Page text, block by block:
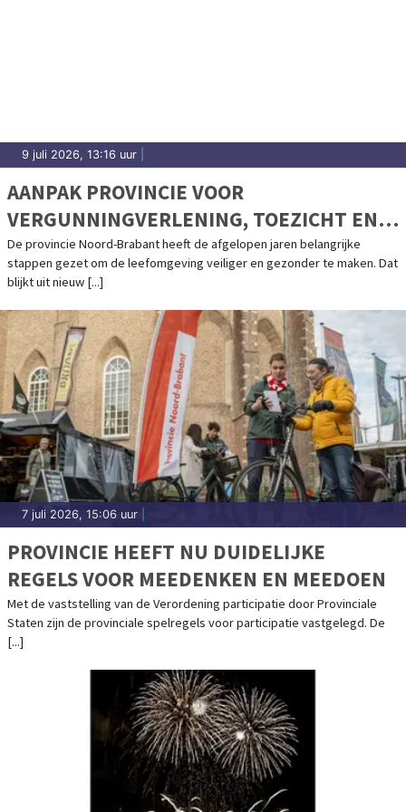
9 juli 2026, 13:16 uur
AANPAK PROVINCIE VOOR
VERGUNNINGVERLENING, TOEZICHT EN
HANDHAVING WERPT VRUCHTEN AF
De provincie Noord-Brabant heeft de afgelopen jaren belangrijke
stappen gezet om de leefomgeving veiliger en gezonder te maken. Dat
blijkt uit nieuw [...]
7 juli 2026, 15:06 uur
PROVINCIE HEEFT NU DUIDELIJKE
REGELS VOOR MEEDENKEN EN MEEDOEN
Met de vaststelling van de Verordening participatie door Provinciale
Staten zijn de provinciale spelregels voor participatie vastgelegd. De
[...]